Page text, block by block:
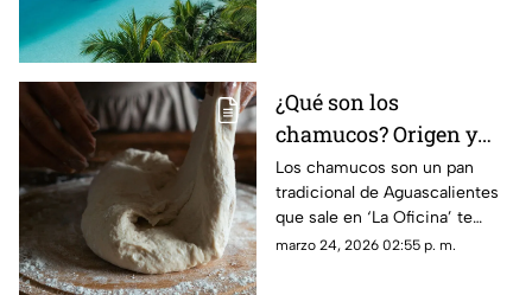
¿Qué son los
chamucos? Origen y
preparación del
tradicional pan de
Aguascalientes que
sale en ‘La Oficina’
Los chamucos son un pan
tradicional de Aguascalientes
que sale en ‘La Oficina’ te
contamos más sobre el
marzo 24, 2026 02:55 p. m.